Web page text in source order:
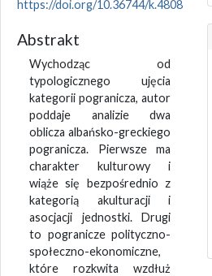
https://doi.org/10.36744/k.4808
Abstrakt
Wychodząc od
typologicznego ujęcia
kategorii pogranicza, autor
poddaje analizie dwa
oblicza albańsko-greckiego
pogranicza. Pierwsze ma
charakter kulturowy i
wiąże się bezpośrednio z
kategorią akulturacji i
asocjacji jednostki. Drugi
to pogranicze polityczno-
społeczno-ekonomiczne,
które rozkwita wzdłuż